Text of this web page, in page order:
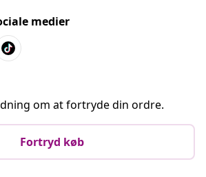
medier
om at fortryde din ordre.
Fortryd køb